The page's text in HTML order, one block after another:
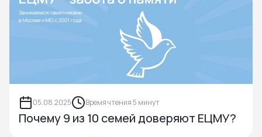
05.08.2025 Время чтения 5 минут
Почему 9 из 10 семей доверяют ЕЦМУ?